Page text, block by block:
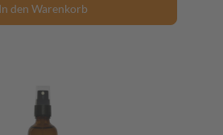
In den Warenkorb